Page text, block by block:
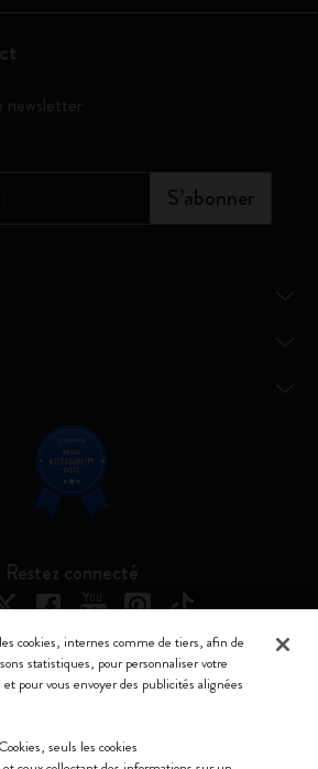
newsletter
S’abonner
Restez connecté
enregistrée de Moleskine Srl a socio unico
07234480965 - REA MI 1945400 - Cap.
cookies, internes comme de tiers, afin de
statistiques, pour personnaliser votre
pour vous envoyer des publicités alignées
seuls les cookies